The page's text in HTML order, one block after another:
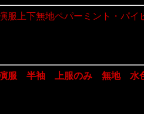
服上下無地ペパーミント・パイ
演服 半袖 上服のみ 無地 水